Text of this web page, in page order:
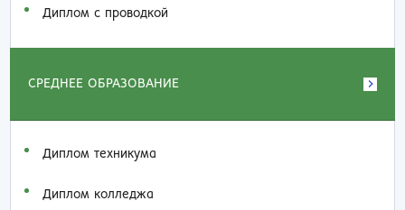
Диплом с проводкой
СРЕДНЕЕ ОБРАЗОВАНИЕ
Диплом техникума
Диплом колледжа